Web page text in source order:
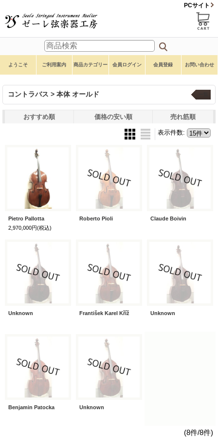
PCサイト
ようこそ ご利用案内 商品カテゴリー 会員ログイン 会員登録 お問い合わせ
コントラバス > 本体 オールド
おすすめ順 価格の安い順 売れ筋順
表示件数:
Pietro Pallotta
2,970,000円(税込)
Roberto Pioli Claude Boivin
Unknown František Karel Kříž Unknown
Benjamin Patocka Unknown
(8件/8件)